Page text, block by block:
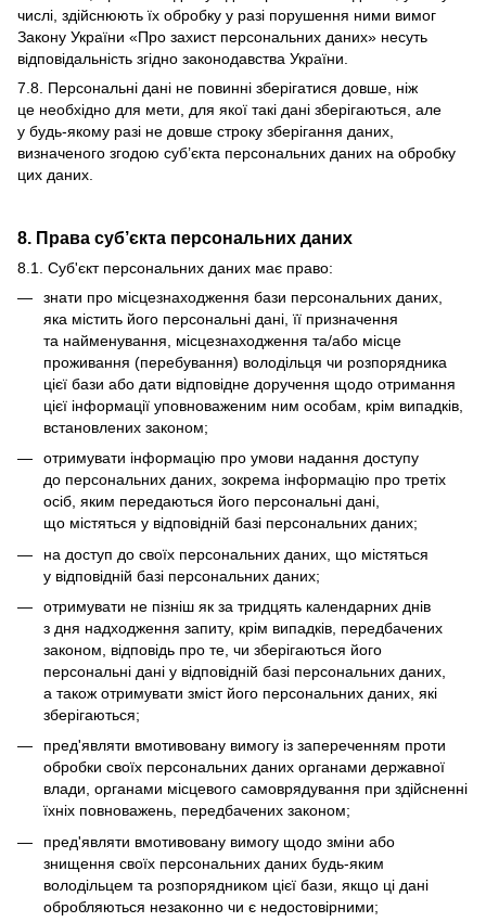
числі, здійснюють їх обробку у разі порушення ними вимог
Закону України «Про захист персональних даних» несуть
відповідальність згідно законодавства України.
7.8. Персональні дані не повинні зберігатися довше, ніж
це необхідно для мети, для якої такі дані зберігаються, але
у будь-якому разі не довше строку зберігання даних,
визначеного згодою суб’єкта персональних даних на обробку
цих даних.
8. Права суб’єкта персональних даних
8.1. Суб'єкт персональних даних має право:
знати про місцезнаходження бази персональних даних,
яка містить його персональні дані, її призначення
та найменування, місцезнаходження та/або місце
проживання (перебування) володільця чи розпорядника
цієї бази або дати відповідне доручення щодо отримання
цієї інформації уповноваженим ним особам, крім випадків,
встановлених законом;
отримувати інформацію про умови надання доступу
до персональних даних, зокрема інформацію про третіх
осіб, яким передаються його персональні дані,
що містяться у відповідній базі персональних даних;
на доступ до своїх персональних даних, що містяться
у відповідній базі персональних даних;
отримувати не пізніш як за тридцять календарних днів
з дня надходження запиту, крім випадків, передбачених
законом, відповідь про те, чи зберігаються його
персональні дані у відповідній базі персональних даних,
а також отримувати зміст його персональних даних, які
зберігаються;
пред'являти вмотивовану вимогу із запереченням проти
обробки своїх персональних даних органами державної
влади, органами місцевого самоврядування при здійсненні
їхніх повноважень, передбачених законом;
пред'являти вмотивовану вимогу щодо зміни або
знищення своїх персональних даних будь-яким
володільцем та розпорядником цієї бази, якщо ці дані
обробляються незаконно чи є недостовірними;